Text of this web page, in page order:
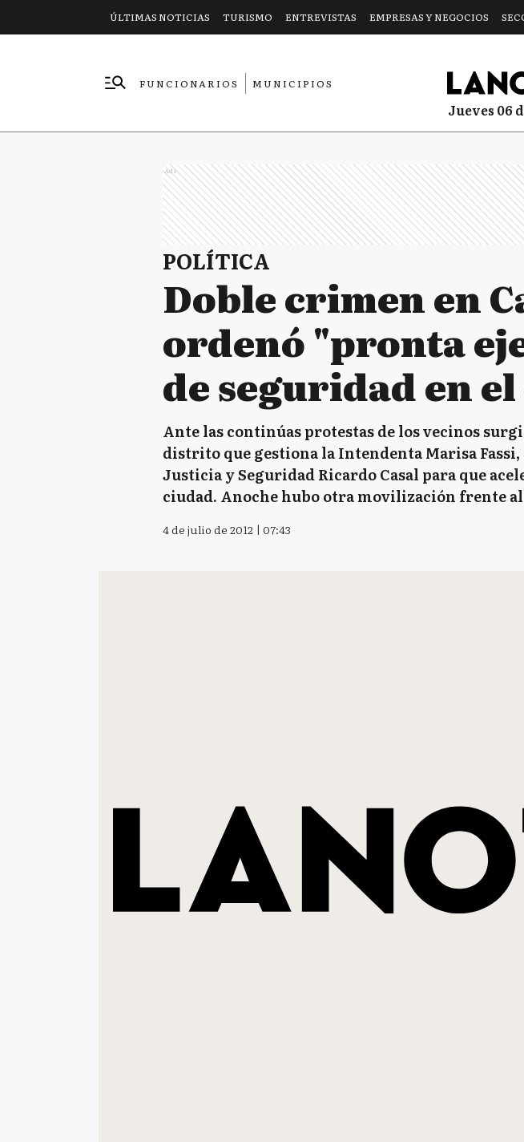
ÚLTIMAS NOTICIAS TURISMO ENTREVISTAS EMPRESAS Y NEGOCIOS
FUNCIONARIOS
MUNICIPIOS
jueves 06
Ads
POLÍTICA
Doble crimen en
ordenó "pronta
de seguridad en
Ante las continúas protestas de los vecinos
distrito que gestiona la Intendenta Marisa
Justicia y Seguridad Ricardo Casal para que
ciudad. Anoche hubo otra movilización frente
4 de julio de 2012 | 07:43